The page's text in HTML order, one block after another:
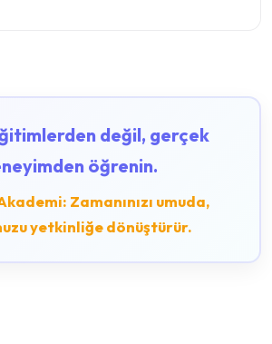
değil, gerçek
öğrenin.
Zamanınızı umuda,
yetkinliğe dönüştürür.